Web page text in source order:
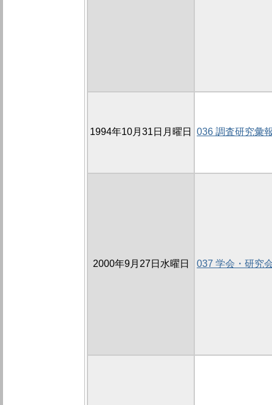
1994年10月31日月曜日 036 調査研究彙
2000年9月27日水曜日 037 学会・研究